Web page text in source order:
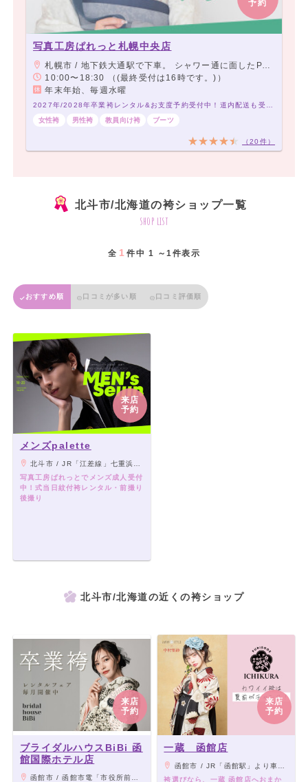
予約
写真工房ぱれっと札幌中央店
札幌市 / 地下鉄大通駅で下車。 シャワー通に面したPARCOさんの出入り口からですと大変便利です。
10:00〜18:30 （(最終受付は16時です。)）
年末年始、毎週水曜
女性袴
男性袴 教員向け袴 ブーツ
（20件）
北斗市/北海道の袴ショップ一覧
shop list
全 1 件中 1 ～1件表示
おすすめ順 口コミが多い順 口コミ評価順
来店
予約
メンズpalette
北斗市 / JR「江差線」七重浜駅 徒歩10分、函館バス「江差線系統」七重浜5丁目 徒歩5分
写真工房ぱれっとでメンズ成人受付
中！式当日紋付袴レンタル・前撮り
後撮り
北斗市/北海道の近くの袴ショップ
来店
予約
ブライダルハウスBiBi 函
館国際ホテル店
函館市 / 函館市電「市役所前駅」より徒歩4分、JR函館本線「函館駅」より徒歩7分
来店
予約
一蔵 函館店
函館市 / JR「函館駅」より車で5分／市電新川町電停より徒歩１分／「はこだて自由市場」斜向かい「青森みちのく銀行」隣
袴選びなら、一蔵 函館店へおまか